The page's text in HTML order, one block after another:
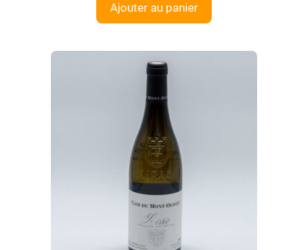
Ajouter au panier